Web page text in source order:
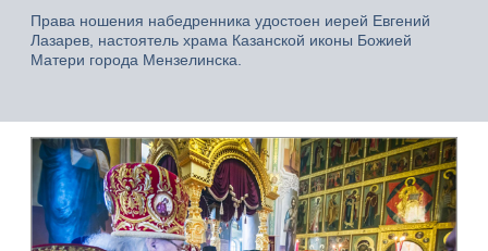
Права ношения набедренника удостоен иерей Евгений
Лазарев, настоятель храма Казанской иконы Божией
Матери города Мензелинска.